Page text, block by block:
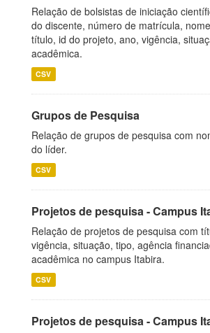
Relação de bolsistas de iniciação
do discente, número de matrícula,
título, id do projeto, ano, vigência,
acadêmica.
CSV
Grupos de Pesquisa
Relação de grupos de pesquisa com
do líder.
CSV
Projetos de pesquisa - Campus
Relação de projetos de pesquisa com
vigência, situação, tipo, agência
acadêmica no campus Itabira.
CSV
Projetos de pesquisa - Campus